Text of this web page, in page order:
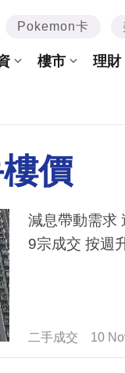
Pokemon卡
樓市 理財
價
減息帶動需求 週末焦
9宗成交
二手成交 10